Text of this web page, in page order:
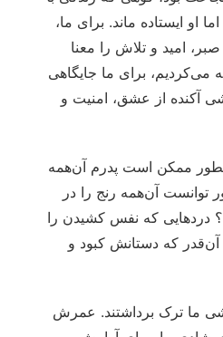
او ایستاده ماند. برای ما،
امید و تلاش را معنا
می‌کردیم، برای ما جایگاهی
آکنده از عشق، امنیت و
ممکن است پدرم آن‌همه
توانست آن‌همه رنج را در
دردهایی که نفس کشیدن را
که دستانش کبود و
ما ترک برداشتند. عمرش